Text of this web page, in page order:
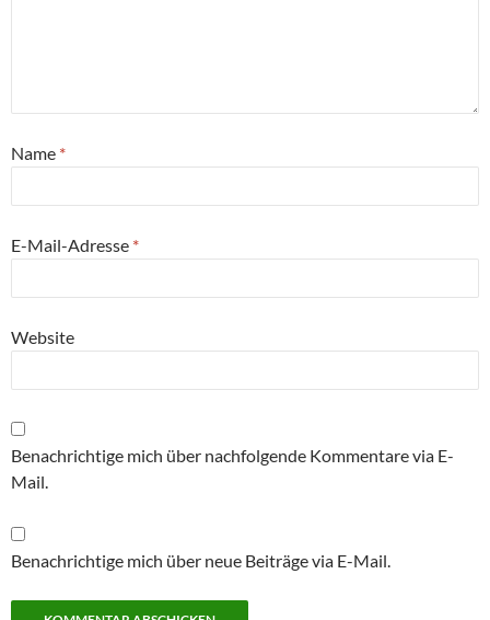
Name *
E-Mail-Adresse *
Website
Benachrichtige mich über nachfolgende Kommentare via E-
Mail.
Benachrichtige mich über neue Beiträge via E-Mail.